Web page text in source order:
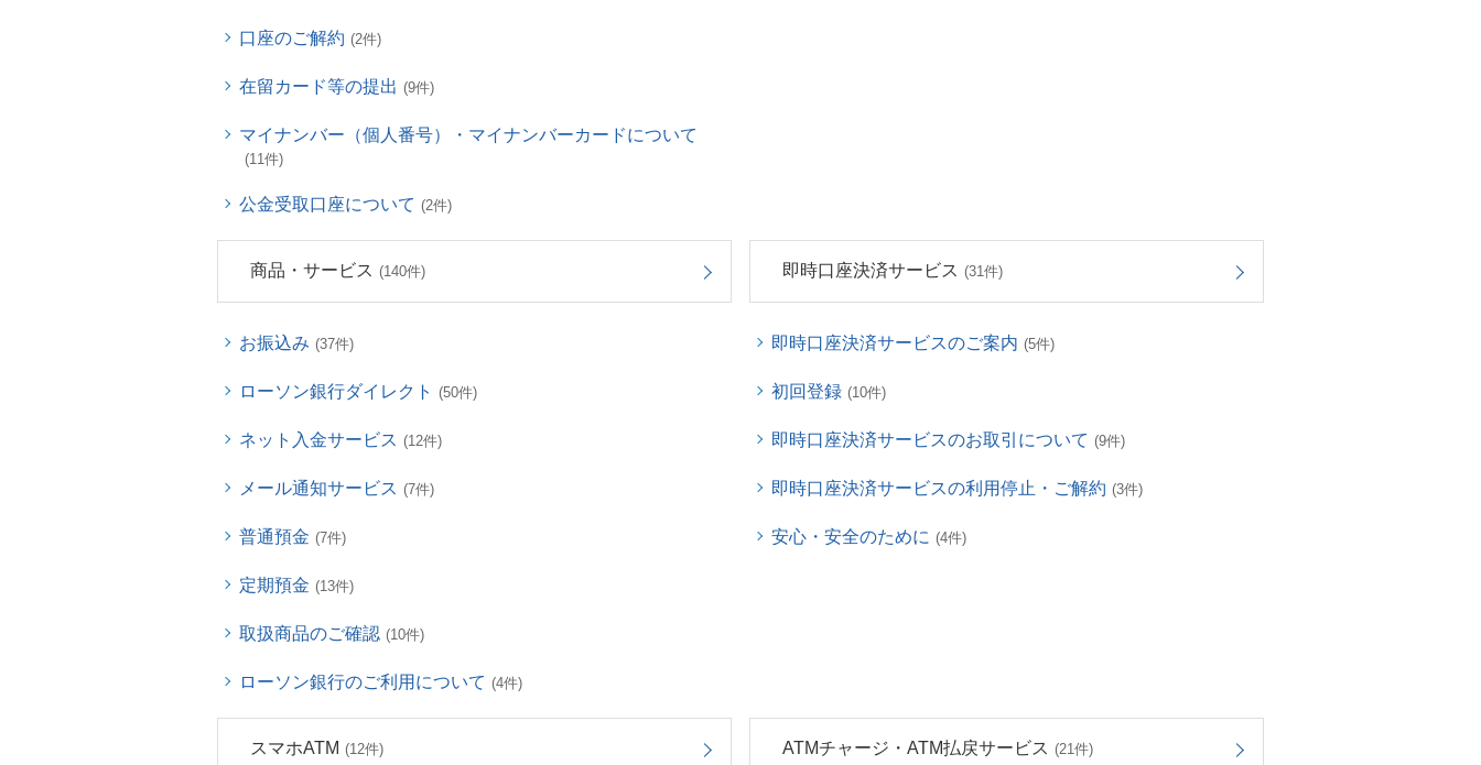
口座のご解約 (2件)
在留カード等の提出 (9件)
マイナンバー（個人番号）・マイナンバーカードについて
(11件)
公金受取口座について (2件)
商品・サービス (140件)
お振込み (37件)
ローソン銀行ダイレクト (50件)
ネット入金サービス (12件)
メール通知サービス (7件)
普通預金 (7件)
定期預金 (13件)
取扱商品のご確認 (10件)
ローソン銀行のご利用について (4件)
即時口座決済サービス (31件)
即時口座決済サービスのご案内 (5件)
初回登録 (10件)
即時口座決済サービスのお取引について (9件)
即時口座決済サービスの利用停止・ご解約 (3件)
安心・安全のために (4件)
スマホATM (12件) ATMチャージ・ATM払戻サービス (21件)